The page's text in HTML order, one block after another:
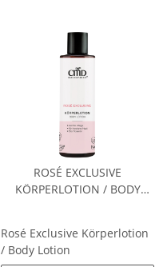
ROSÉ EXCLUSIVE
KÖRPERLOTION / BODY
Rosé Exclusive Körperlotion
/ Body Lotion